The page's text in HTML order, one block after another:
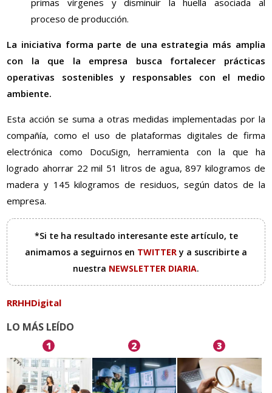
primas vírgenes y disminuir la huella asociada al
proceso de producción.
La iniciativa forma parte de una estrategia más amplia
con la que la empresa busca fortalecer prácticas
operativas sostenibles y responsables con el medio
ambiente.
Esta acción se suma a otras medidas implementadas por la
compañía, como el uso de plataformas digitales de firma
electrónica como DocuSign, herramienta con la que ha
logrado ahorrar 22 mil 51 litros de agua, 897 kilogramos de
madera y 145 kilogramos de residuos, según datos de la
empresa.
*Si te ha resultado interesante este artículo, te
animamos a seguirnos en TWITTERy a suscribirte a
nuestra NEWSLETTER DIARIA.
RRHHDigital
LO MÁS LEÍDO
1 2 3